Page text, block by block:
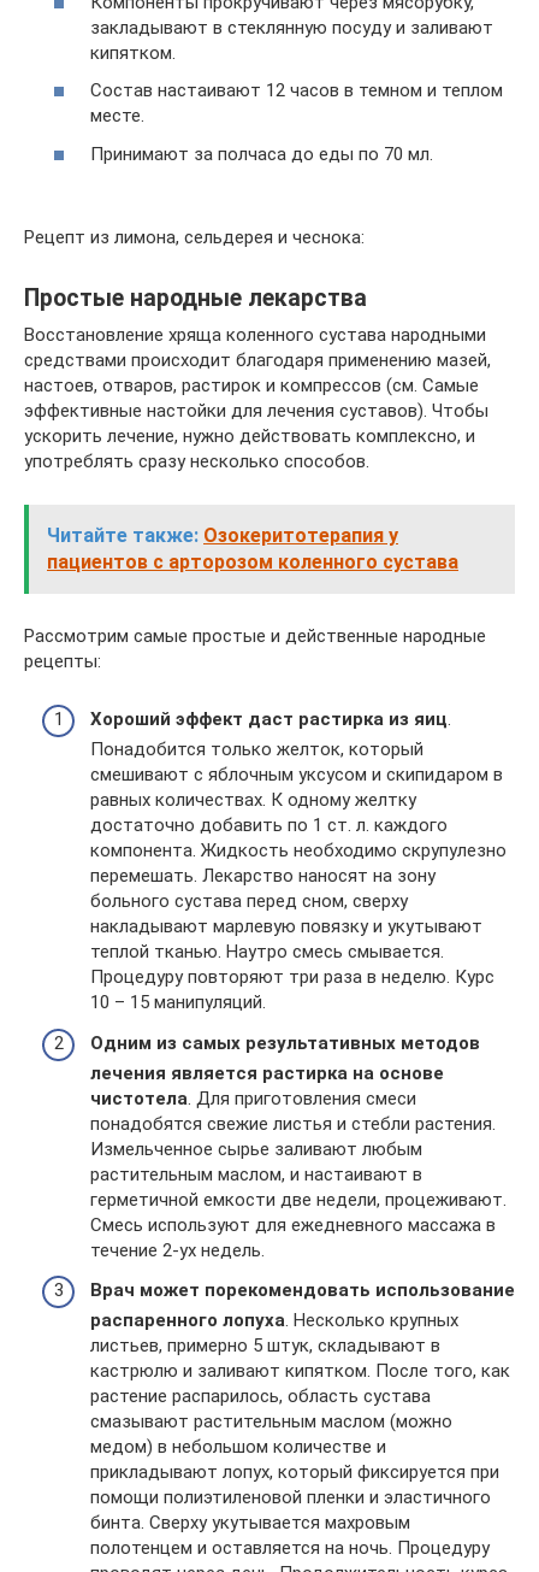
закладывают в стеклянную посуду и заливают
кипятком.
Состав настаивают 12 часов в темном и теплом
месте.
Принимают за полчаса до еды по 70 мл.
Рецепт из лимона, сельдерея и чеснока:
Простые народные лекарства
Восстановление хряща коленного сустава народными
средствами происходит благодаря применению мазей,
настоев, отваров, растирок и компрессов (см. Самые
эффективные настойки для лечения суставов). Чтобы
ускорить лечение, нужно действовать комплексно, и
употреблять сразу несколько способов.
Читайте также: Озокеритотерапия у
пациентов с арторозом коленного сустава
Рассмотрим самые простые и действенные народные
рецепты:
Хороший эффект даст растирка из яиц.
Понадобится только желток, который
смешивают с яблочным уксусом и скипидаром в
равных количествах. К одному желтку
достаточно добавить по 1 ст. л. каждого
компонента. Жидкость необходимо скрупулезно
перемешать. Лекарство наносят на зону
больного сустава перед сном, сверху
накладывают марлевую повязку и укутывают
теплой тканью. Наутро смесь смывается.
Процедуру повторяют три раза в неделю. Курс
10 – 15 манипуляций.
Одним из самых результативных методов
лечения является растирка на основе
чистотела. Для приготовления смеси
понадобятся свежие листья и стебли растения.
Измельченное сырье заливают любым
растительным маслом, и настаивают в
герметичной емкости две недели, процеживают.
Смесь используют для ежедневного массажа в
течение 2-ух недель.
Врач может порекомендовать использование
распаренного лопуха. Несколько крупных
листьев, примерно 5 штук, складывают в
кастрюлю и заливают кипятком. После того, как
растение распарилось, область сустава
смазывают растительным маслом (можно
медом) в небольшом количестве и
прикладывают лопух, который фиксируется при
помощи полиэтиленовой пленки и эластичного
бинта. Сверху укутывается махровым
полотенцем и оставляется на ночь. Процедуру